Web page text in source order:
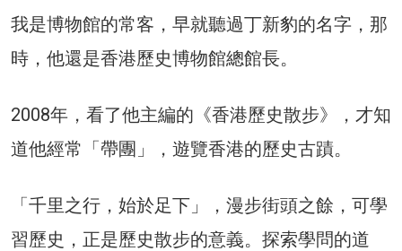
我是博物館的常客，早就聽過丁新豹的名字，那
時，他還是香港歷史博物館總館長。
2008年，看了他主編的《香港歷史散步》，才知
道他經常「帶團」，遊覽香港的歷史古蹟。
「千里之行，始於足下」，漫步街頭之餘，可學
習歷史，正是歷史散步的意義。探索學問的道